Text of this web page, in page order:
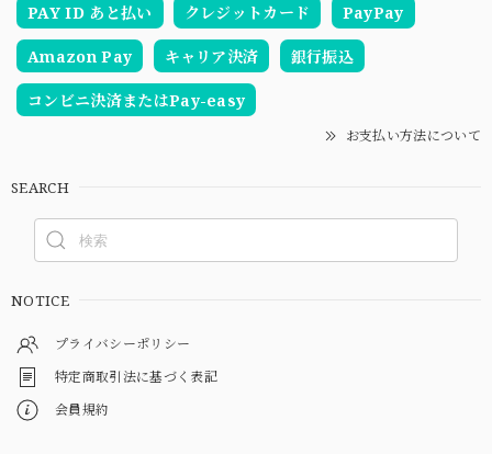
PAY ID あと払い
クレジットカード PayPay
Amazon Pay キャリア決済 銀行振込
コンビニ決済またはPay-easy
お支払い方法について
SEARCH
NOTICE
プライバシーポリシー
特定商取引法に基づく表記
会員規約